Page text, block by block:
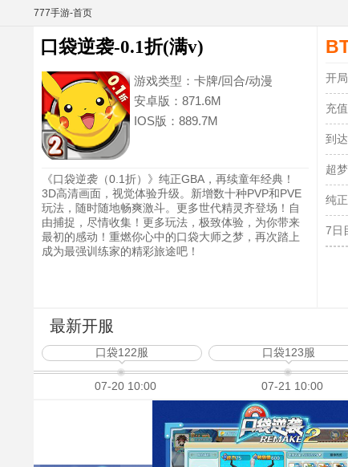
777手游-首页
口袋逆袭-0.1折(满v)
游戏类型： 卡牌/回合/动漫
安卓版： 871.6M
IOS版： 889.7M
《口袋逆袭（0.1折）》纯正GBA，再续童年经典！
3D高清画面，视觉体验升级。新增数十种PVP和PVE
玩法，随时随地畅爽激斗。更多世代精灵齐登场！自
由捕捉，尽情收集！更多玩法，极致体验，为你带来
最初的感动！重燃你心中的口袋大师之梦，再次踏上
成为最强训练家的精彩旅途吧！
开
充
到
超
纯
7日
最新开服
口袋122服
07-20 10:00
口袋123服
07-21 10:00